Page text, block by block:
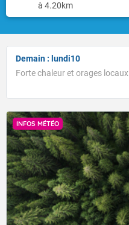
à 4.20km
Demain : lundi10
Forte chaleur et orages locaux
INFOS MÉTÉO